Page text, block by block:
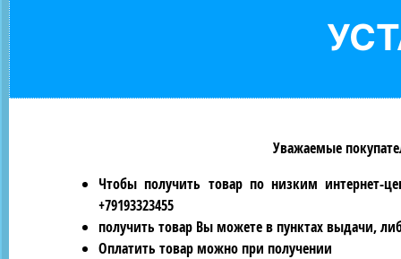
Уважаемые
Чтобы получить товар по низким интернет-
+79193323455
получить товар Вы можете в пунктах выдачи,
Оплатить товар можно при получении